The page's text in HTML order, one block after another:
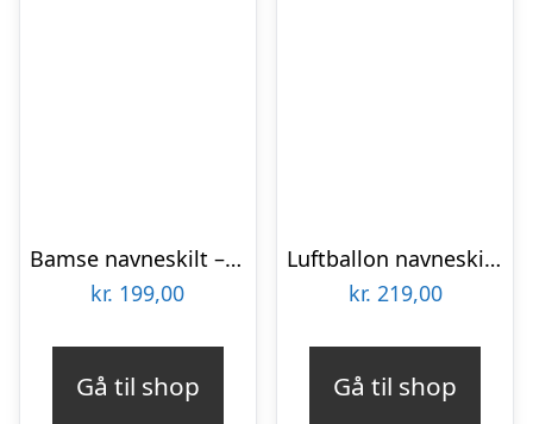
Bamse navneskilt – træ
kr. 199,00
Gå til shop
Luftballon navneskilt – farve
kr. 219,00
Gå til shop